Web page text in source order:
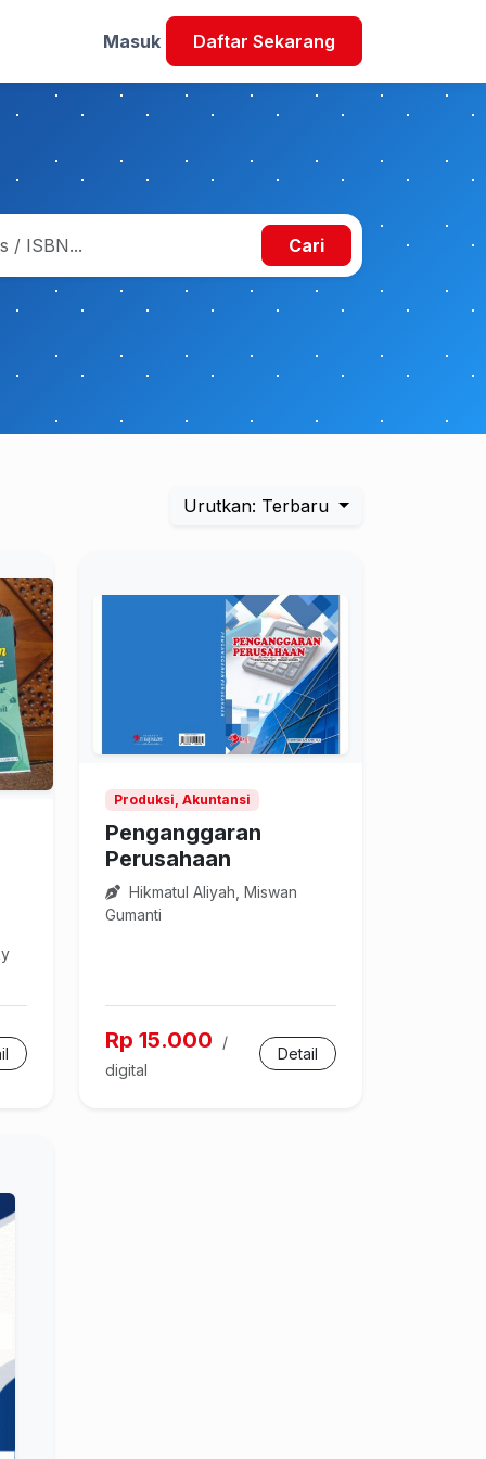
Masuk Daftar Sekarang
Cari
Urutkan: Terbaru
Produksi, Akuntansi
Penganggaran
Perusahaan
Hikmatul Aliyah, Miswan
Gumanti
Rp 15.000
/
digital
Detail